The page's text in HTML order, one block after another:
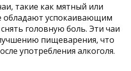
такие как мятный или
успокаивающим
головную боль. Эти чаи
пищеварения, что
употребления алкоголя.